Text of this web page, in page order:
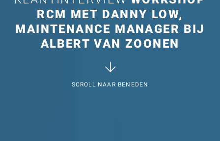
RCM MET DANNY LOW,
MAINTENANCE MANAGER BIJ
ALBERT VAN ZOONEN
SCROLL NAAR BENEDEN